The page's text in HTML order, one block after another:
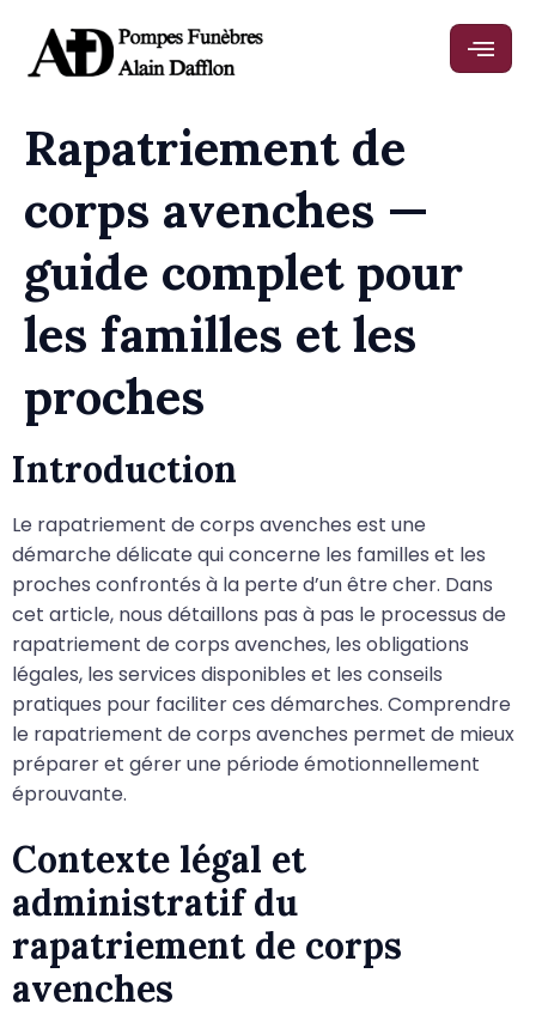
Rapatriement de
corps avenches —
guide complet pour
les familles et les
proches
Introduction
Le rapatriement de corps avenches est une
démarche délicate qui concerne les familles et les
proches confrontés à la perte d’un être cher. Dans
cet article, nous détaillons pas à pas le processus de
rapatriement de corps avenches, les obligations
légales, les services disponibles et les conseils
pratiques pour faciliter ces démarches. Comprendre
le rapatriement de corps avenches permet de mieux
préparer et gérer une période émotionnellement
éprouvante.
Contexte légal et
administratif du
rapatriement de corps
avenches